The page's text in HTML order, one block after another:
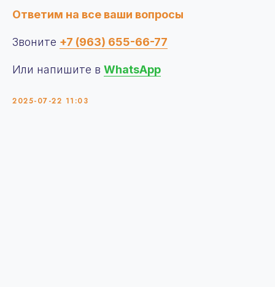
Ответим на все ваши вопросы
Звоните +7 (963) 655-66-77
Или напишите в WhatsApp
2025-07-22 11:03
Все права защищены. Любое копирование
материаллов с сайта запрещено